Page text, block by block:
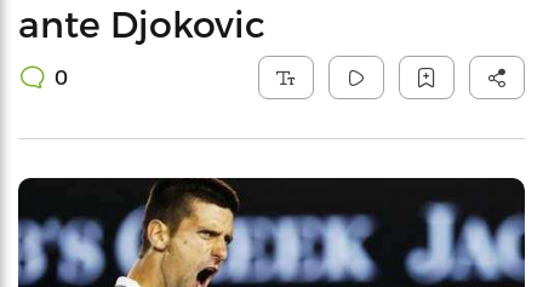
ante Djokovic
0